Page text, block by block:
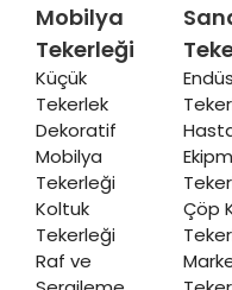
Mobilya
Tekerleği
Küçük
Tekerlek
Dekoratif
Mobilya
Tekerleği
Koltuk
Tekerleği
Raf ve
Çöp